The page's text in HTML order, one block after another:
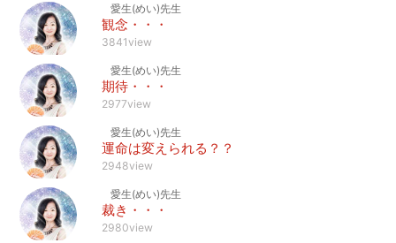
愛生(めい)先生
観念・・・
3841view
愛生(めい)先生
期待・・・
2977view
愛生(めい)先生
運命は変えられる？？
2948view
愛生(めい)先生
裁き・・・
2980view